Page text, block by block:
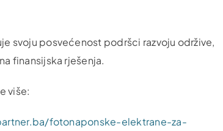
svoju posvećenost podršci razvoju održive,
finansijska rješenja.
više:
fotonaponske-elektrane-za-